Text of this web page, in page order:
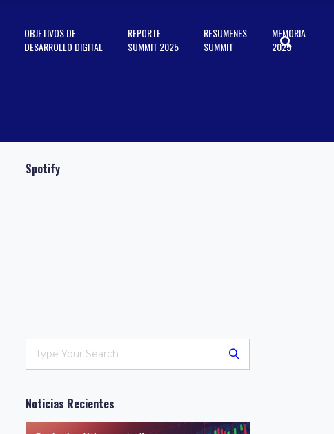
OBJETIVOS DE
DESARROLLO DIGITAL
REPORTE
SUMMIT 2025
RESUMENES
SUMMIT
MEMORIA
2025
Spotify
Noticias Recientes